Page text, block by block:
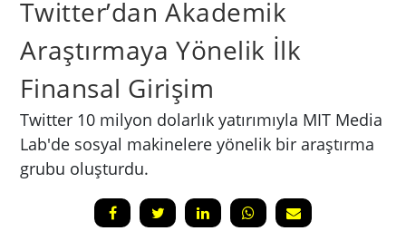
Twitter’dan Akademik
Araştırmaya Yönelik İlk
Finansal Girişim
Twitter 10 milyon dolarlık yatırımıyla MIT Media
Lab'de sosyal makinelere yönelik bir araştırma
grubu oluşturdu.